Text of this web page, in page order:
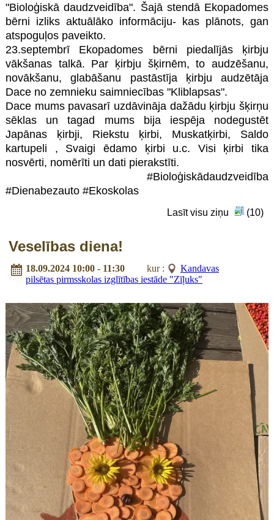
"Bioloģiskā daudzveidība". Šajā stendā Ekopadomes
bērni izliks aktuālāko informāciju- kas plānots, gan
atspoguļos paveikto.
23.septembrī Ekopadomes bērni piedalījās ķirbju
vākšanas talkā. Par ķirbju šķirnēm, to audzēšanu,
novākšanu, glabāšanu pastāstīja ķirbju audzētāja
Dace no zemnieku saimniecības "Kliblapsas".
Dace mums pavasarī uzdāvināja dažādu ķirbju šķirņu
sēklas un tagad mums bija iespēja nodegustēt
Japānas ķirbji, Riekstu ķirbi, Muskatķirbi, Saldo
kartupeli , Svaigi ēdamo ķirbi u.c. Visi ķirbi tika
nosvērti, nomērīti un dati pierakstīti.
#Bioloģiskādaudzveidība
#Dienabezauto #Ekoskolas
Lasīt visu ziņu (10)
Veselības diena!
18.09.2024 10:00 - 11:30 kur :
Kandavas
pilsētas pirmsskolas izglītības iestāde "Zīļuks"